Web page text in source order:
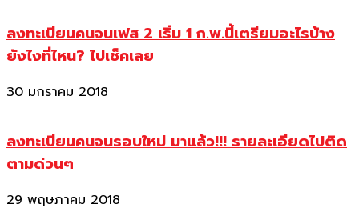
ลงทะเบียนคนจนเฟส 2 เริ่ม 1 ก.พ.นี้เตรียมอะไรบ้าง
ยังไงที่ไหน? ไปเช็คเลย
30 มกราคม 2018
ลงทะเบียนคนจนรอบใหม่ มาแล้ว!!! รายละเอียดไปติด
ตามด่วนๆ
29 พฤษภาคม 2018